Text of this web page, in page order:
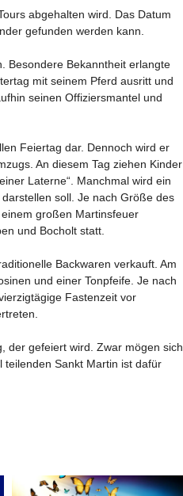
abgehalten wird. Das Datum
gefunden werden kann.
Besondere Bekanntheit erlangte
mit seinem Pferd ausritt und
seinen Offiziersmantel und
Feiertag dar. Dennoch wird er
An diesem Tag ziehen Kinder
Laterne“. Manchmal wird ein
soll. Je nach Größe des
großen Martinsfeuer
und Bocholt statt.
Backwaren verkauft. Am
und einer Tonpfeife. Je nach
Fastenzeit vor
der gefeiert wird. Zwar mögen sich
Sankt Martin ist dafür